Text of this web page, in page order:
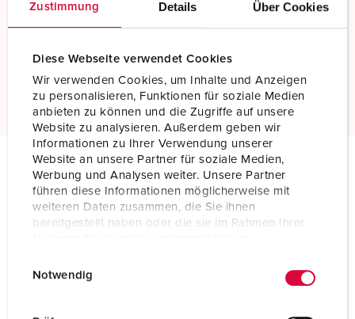
Zustimmung Details Über Cookies
Diese Webseite verwendet Cookies
Wir verwenden Cookies, um Inhalte und Anzeigen
zu personalisieren, Funktionen für soziale Medien
anbieten zu können und die Zugriffe auf unsere
Website zu analysieren. Außerdem geben wir
Informationen zu Ihrer Verwendung unserer
Website an unsere Partner für soziale Medien,
Werbung und Analysen weiter. Unsere Partner
führen diese Informationen möglicherweise mit
weiteren Daten zusammen, die Sie ihnen
bereitgestellt haben oder die sie im Rahmen Ihrer
Notwendig
Meer informatie
Technische specificaties
Wandcontactdoos 21361A
Polen